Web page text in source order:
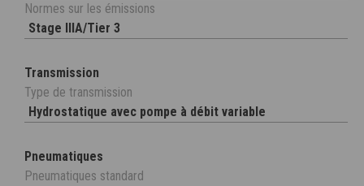
Normes sur les émissions
Stage IIIA/Tier 3
Transmission
Type de transmission
Hydrostatique avec pompe à débit variable
Pneumatiques
Pneumatiques standard